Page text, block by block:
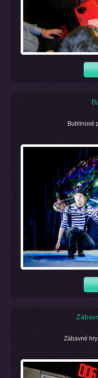
Bublinové
Zábavné